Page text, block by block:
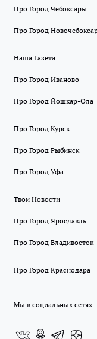
Про Город Чебоксары
Про Город
Наша Газета
Про Город Иваново
Про Город Йошкар-Ола
Про Город Курск
Про Город Рыбинск
Про Город Уфа
Твои Новости
Про Город Ярославль
Про Город Владивосток
Про Город Краснодара
Мы в социальных сетях